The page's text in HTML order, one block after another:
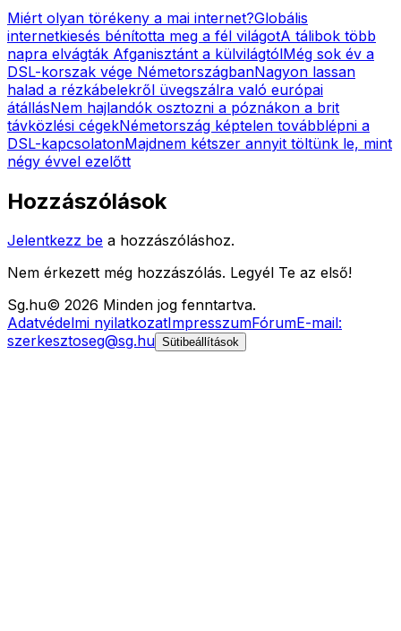
Miért olyan törékeny a mai internet?Globális
internetkiesés bénította meg a fél világotA tálibok több
napra elvágták Afganisztánt a külvilágtólMég sok év a
DSL-korszak vége NémetországbanNagyon lassan
halad a rézkábelekről üvegszálra való európai
átállásNem hajlandók osztozni a póznákon a brit
távközlési cégekNémetország képtelen továbblépni a
DSL-kapcsolatonMajdnem kétszer annyit töltünk le, mint
négy évvel ezelőtt
Hozzászólások
Jelentkezz be a hozzászóláshoz.
Nem érkezett még hozzászólás. Legyél Te az első!
Sg.hu© 2026 Minden jog fenntartva.
Adatvédelmi nyilatkozatImpresszumFórumE-mail:
szerkesztoseg@sg.hu Sütibeállítások